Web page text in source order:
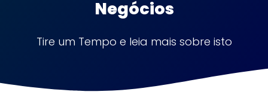
Negócios
Tire um Tempo e leia mais sobre isto